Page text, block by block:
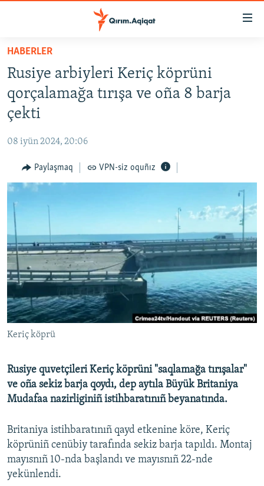
Esas
qaytmaq
Baş
navigatsiyağa
qaytmaq
Qıdıruvğa
qaytmaq
SİYASET
İQTİSADİYAT
MEDENİYET
İNSAN AQLARI
VİDEO
SÜRET
BLOGLAR
FİKİR
Русский
Українською
QOŞULIÑIZ!
RFE/RS bütün saytları
HABERLER
Rusiye arbiyleri Keriç köprüni
qorçalamağa tırışa ve oña 8 barja
çekti
08 iyün 2024, 20:06
Paylaşmaq VPN-siz oquñız
Keriç köprü
Rusiye quvetçileri Keriç köprüni "saqlamağa tırışalar"
ve oña sekiz barja qoydı, dep aytıla Büyük Britaniya
Mudafaa nazirliginiñ istihbaratınıñ beyanatında.
Britaniya istihbaratınıñ qayd etkenine köre, Keriç
köprüniñ cenübiy tarafında sekiz barja tapıldı. Montaj
mayısnıñ 10-nda başlandı ve mayısnıñ 22-nde
yekünlendi.